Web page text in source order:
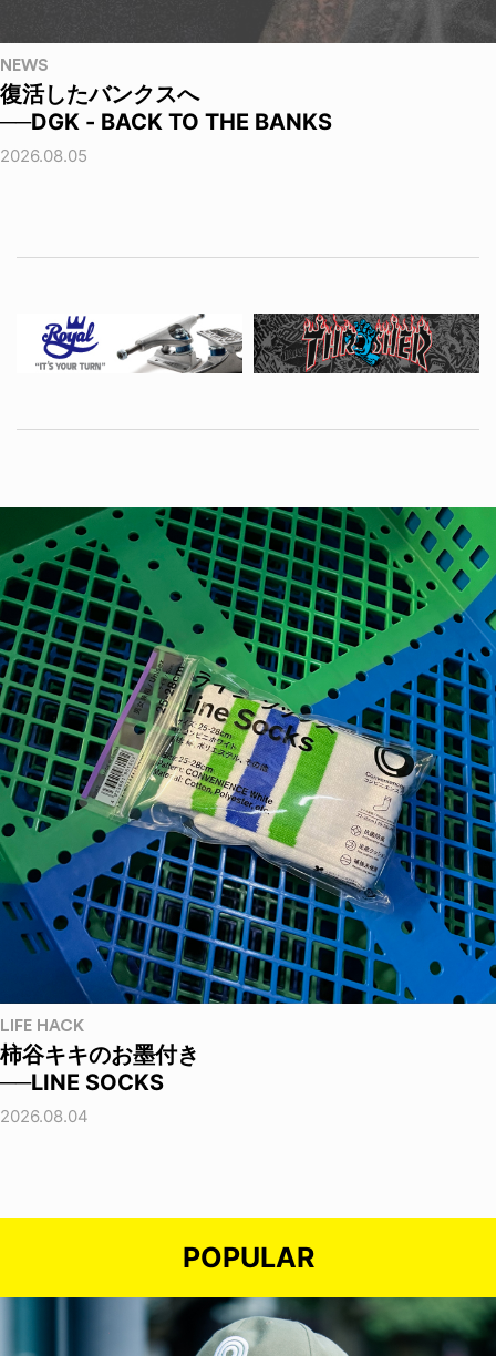
NEWS
復活したバンクスへ
──DGK - BACK TO THE BANKS
2026.08.05
LIFE HACK
柿谷キキのお墨付き
──LINE SOCKS
2026.08.04
POPULAR